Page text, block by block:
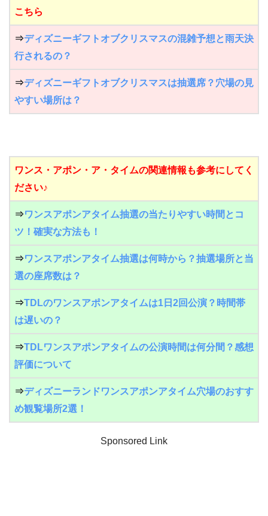
こちら
⇒ディズニーギフトオブクリスマスの混雑予想と雨天決
行されるの？
⇒ディズニーギフトオブクリスマスは抽選席？穴場の見
やすい場所は？
ワンス・アポン・ア・タイムの関連情報も参考にしてく
ださい♪
⇒ワンスアポンアタイム抽選の当たりやすい時間とコ
ツ！確実な方法も！
⇒ワンスアポンアタイム抽選は何時から？抽選場所と当
選の座席数は？
⇒TDLのワンスアポンアタイムは1日2回公演？時間帯
は遅いの？
⇒TDLワンスアポンアタイムの公演時間は何分間？感想
評価について
⇒ディズニーランドワンスアポンアタイム穴場のおすす
め観覧場所2選！
Sponsored Link